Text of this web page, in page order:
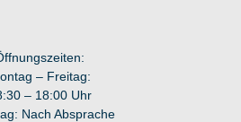
– Freitag:
– 18:00 Uhr
Nach Absprache